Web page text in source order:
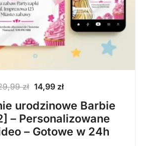
zł Pierwotna
cena
wynosiła:
29,99 zł.
14,99 złAktualna
wynosi:
14,99 zł.
urodzinowe Barbie
– Personalizowane
– Gotowe w 24h